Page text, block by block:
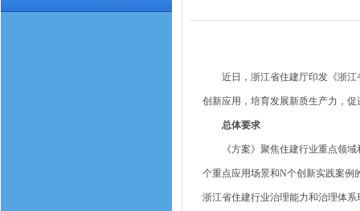
近日，浙江省住建厅印发《浙江省
创新应用，培育发展新质生产力，
总体要求
《方案》聚焦住建行业重点领域和
个重点应用场景和N个创新实践案例
浙江省住建行业治理能力和治理体